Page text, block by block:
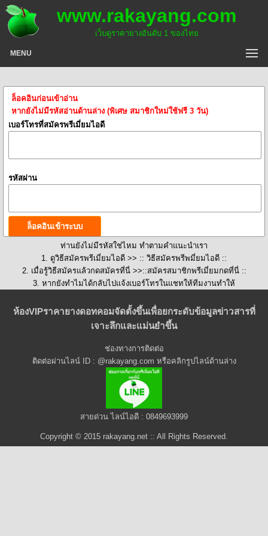
www.rakayang.com
เว็บดูราคายางอันดับ 1 ของไทย
MENU
ล็อคอินก่อนเข้าอ่าน
หากยังไม่มีรหัสอ่านด้านล่าง (พิเศษ สมาชิกใหม่ใช้ฟรี 3 วัน)
เบอร์โทรที่สมัครพรีเมี่ยมไอดี
รหัสผ่าน
ท่านยังไม่มีรหัสใช่ไหม ทำตามคำแนะนำเรา
1. ดูวิธีสมัครพรีเมี่ยมไอดี >> :: วิธีสมัครพรีพมี่ยมไอดี ::
2. เมื่อรู้วิธีสมัครแล้วกดสมัครที่นี่ >>::สมัครสมาชิกพรีเมี่ยมกดที่นี่ ::
3. หากยังทำไมได้กลับไปแจ้งเบอร์โทรในแชทให้ทีมงานทำให้
ห้องVIPราคายางดอทคอมจัดตั้งขึ้นเพื่อยกระดับข้อมูลข่าวสารที่
เจาะลึกและแม่นยำขึ้น
ช่องทางการติดต่อ
ติดต่อผ่านไลน์ ID : @rakayang.com หรือคลิกรูปไลน์ด้านล่าง
สายด่วน ไลน์ไอดี : 0849693999
Copyright © 2015 rakayang.net :: All Rights Reserved.